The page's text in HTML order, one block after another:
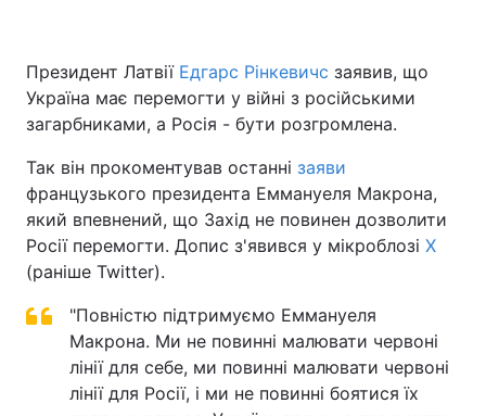
Головна Війна
Економіка Світ
Спорт Наука
Зброя Інциденти
Здоров'я
Президент Латвії Едгарс Рінкевичс заявив, що
Україна має перемогти у війні з російськими
загарбниками, а Росія - бути розгромлена.
Так він прокоментував останні заяви
французького президента Еммануеля Макрона,
який впевнений, що Захід не повинен дозволити
Росії перемогти. Допис з'явився у мікроблозі X
(раніше Twitter).
"Повністю підтримуємо Еммануеля
Макрона. Ми не повинні малювати червоні
лінії для себе, ми повинні малювати червоні
лінії для Росії, і ми не повинні боятися їх